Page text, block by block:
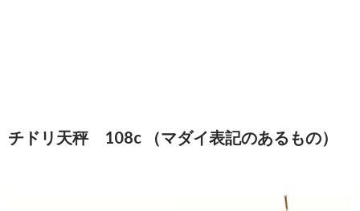
チドリ天秤 108c （マダイ表記のあるもの）